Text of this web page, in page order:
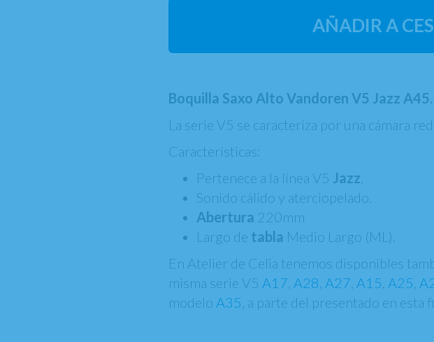
AÑADIR A
Boquilla Saxo Alto Vandoren V5 Jazz A45.
La serie V5 se caracteriza por una cámara
Características:
Pertenece a la línea V5 Jazz
Sonido cálido y aterciopelado.
Abertura 220mm
Largo de tabla Medio Largo (ML).
En Atelier de Celia tenemos disponibles
misma serie V5 A17 A28 A27 A15 A25
modelo A35 , a parte del presentado en esta